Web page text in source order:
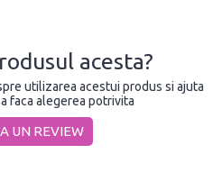
acesta?
utilizarea acestui produs si ajuta
faca alegerea potrivita
UN REVIEW